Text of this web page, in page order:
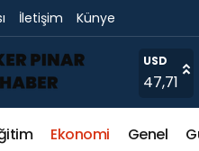
İletişim Künye
USD
47,71
Ekonomi Genel
Çifte Kutlama!